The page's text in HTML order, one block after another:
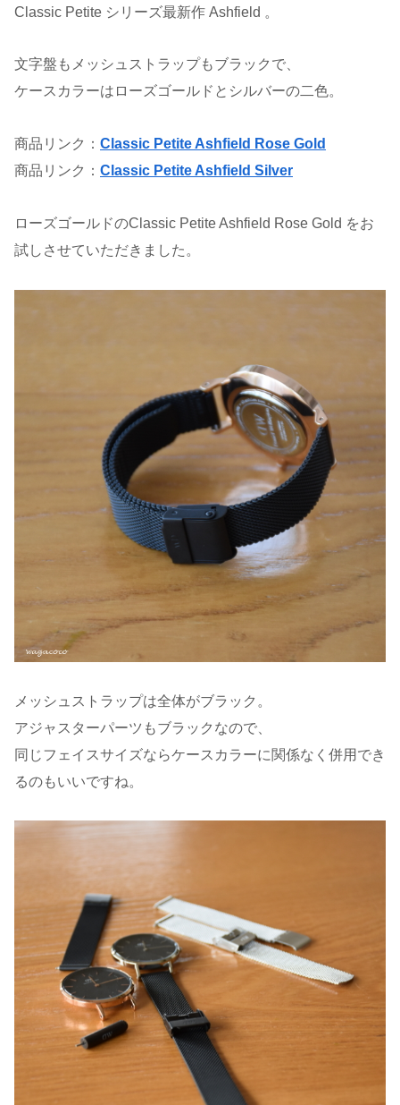
Classic Petite シリーズ最新作 Ashfield 。
文字盤もメッシュストラップもブラックで、
ケースカラーはローズゴールドとシルバーの二色。
商品リンク： Classic Petite Ashfield Rose Gold
商品リンク： Classic Petite Ashfield Silver
ローズゴールドのClassic Petite Ashfield Rose Gold をお
試しさせていただきました。
メッシュストラップは全体がブラック。
アジャスターパーツもブラックなので、
同じフェイスサイズならケースカラーに関係なく併用でき
るのもいいですね。